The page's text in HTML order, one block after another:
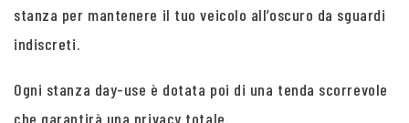
stanza per mantenere il tuo veicolo all’oscuro da sguardi
indiscreti.
Ogni stanza day-use è dotata poi di una tenda scorrevole
che garantirà una privacy totale.